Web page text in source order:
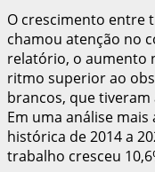
O crescimento entre
chamou atenção no
relatório, o aumento
ritmo superior ao
brancos, que
Em uma análise
histórica de 2014 a
trabalho cresceu